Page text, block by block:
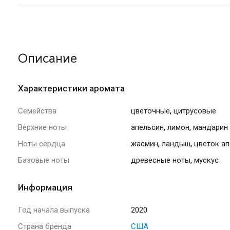
Описание
Характеристики аромата
Семейства цветочные, цитрусовые
Верхние ноты
апельсин, лимон, мандарин
Ноты сердца
жасмин, ландыш, цветок
Базовые ноты
древесные ноты, мускус
Информация
Год начала выпуска
2020
Страна бренда
США